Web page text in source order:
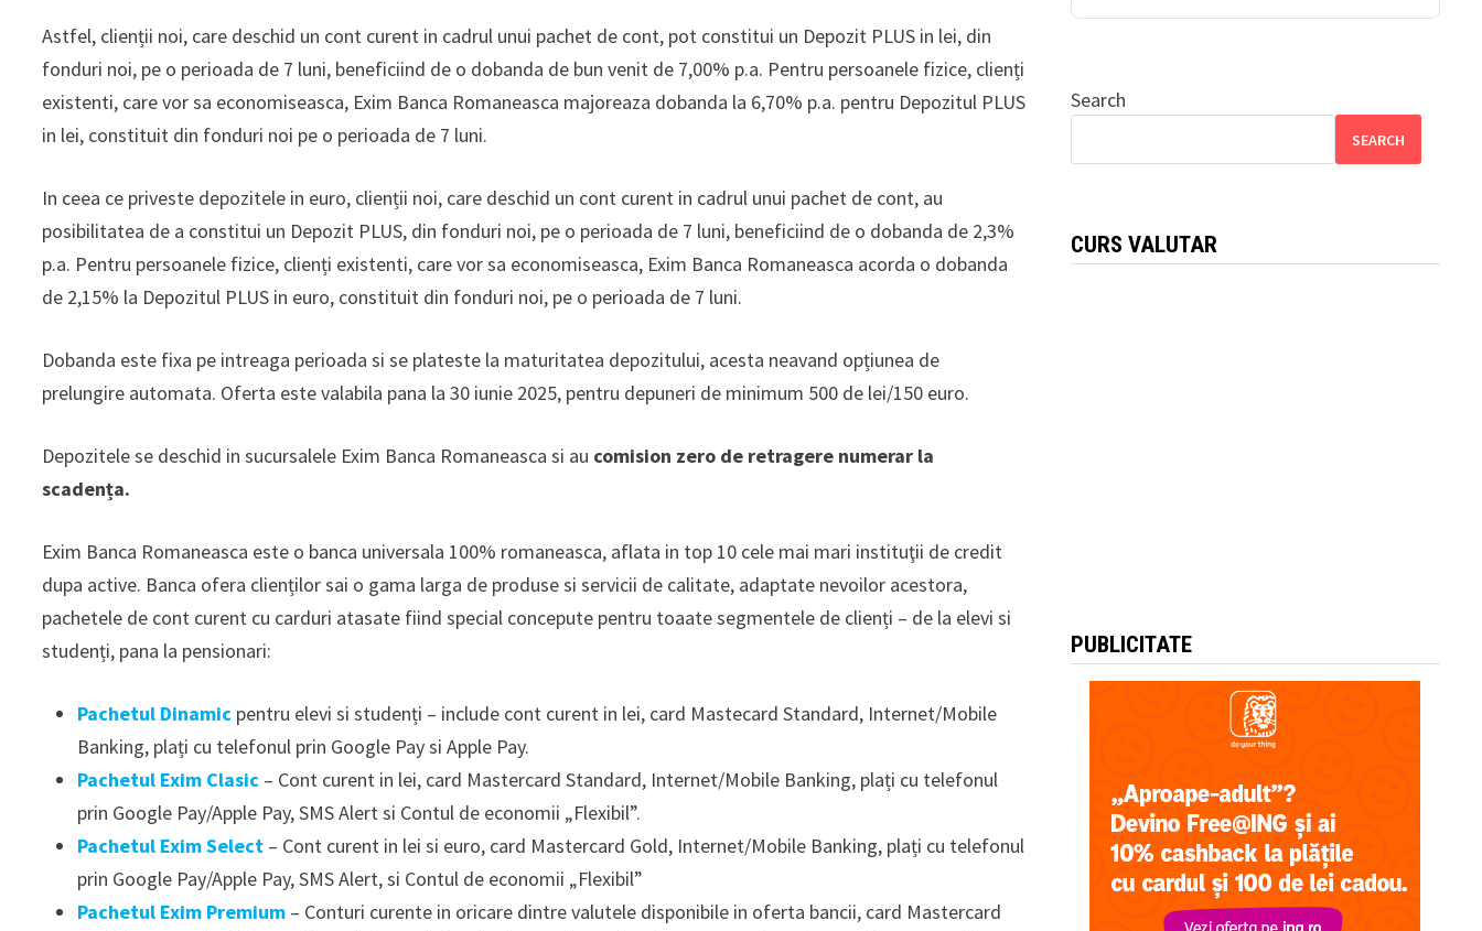
Astfel, clienții noi, care deschid un cont curent in cadrul unui pachet de cont, pot constitui un Depozit PLUS in lei, din
fonduri noi, pe o perioada de 7 luni, beneficiind de o dobanda de bun venit de 7,00% p.a. Pentru persoanele fizice, clienți
existenti, care vor sa economiseasca, Exim Banca Romaneasca majoreaza dobanda la 6,70% p.a. pentru Depozitul PLUS
in lei, constituit din fonduri noi pe o perioada de 7 luni.
In ceea ce priveste depozitele in euro, clienții noi, care deschid un cont curent in cadrul unui pachet de cont, au
posibilitatea de a constitui un Depozit PLUS, din fonduri noi, pe o perioada de 7 luni, beneficiind de o dobanda de 2,3%
p.a. Pentru persoanele fizice, clienți existenti, care vor sa economiseasca, Exim Banca Romaneasca acorda o dobanda
de 2,15% la Depozitul PLUS in euro, constituit din fonduri noi, pe o perioada de 7 luni.
Dobanda este fixa pe intreaga perioada si se plateste la maturitatea depozitului, acesta neavand opțiunea de
prelungire automata. Oferta este valabila pana la 30 iunie 2025, pentru depuneri de minimum 500 de lei/150 euro.
Depozitele se deschid in sucursalele Exim Banca Romaneasca si au comision zero de retragere numerar la
scadența.
Exim Banca Romaneasca este o banca universala 100% romaneasca, aflata in top 10 cele mai mari instituţii de cre­dit
dupa active. Banca ofera clienților sai o gama larga de produse si servicii de calitate, adaptate nevoilor acestora,
pachetele de cont curent cu carduri atasate fiind special concepute pentru toaate segmentele de clienți – de la elevi si
studenți, pana la pensionari:
Pachetul Dinamic pentru elevi si studenți – include cont curent in lei, card Mastecard Standard, Internet/Mobile
Banking, plați cu telefonul prin Google Pay si Apple Pay.
Pachetul Exim Clasic – Cont curent in lei, card Mastercard Standard, Internet/Mobile Banking, plați cu telefonul
prin Google Pay/Apple Pay, SMS Alert si Contul de economii „Flexibil”.
Pachetul Exim Select – Cont curent in lei si euro, card Mastercard Gold, Internet/Mobile Banking, plați cu telefonul
prin Google Pay/Apple Pay, SMS Alert, si Contul de economii „Flexibil”
Pachetul Exim Premium – Conturi curente in oricare dintre valutele disponibile in oferta bancii, card Mastercard
Search
SEARCH
CURS VALUTAR
PUBLICITATE